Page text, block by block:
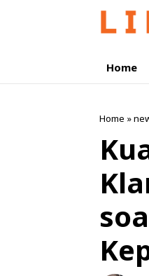
Home
Home »